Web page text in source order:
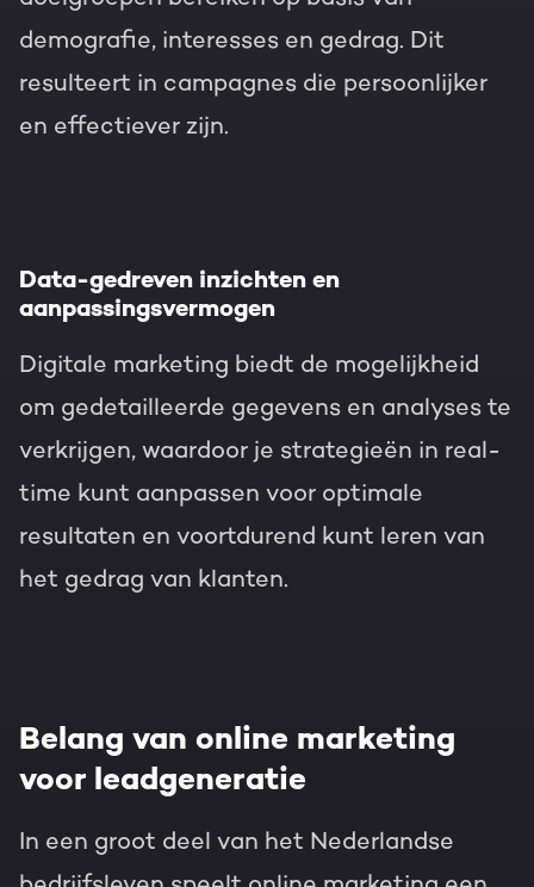
demografie, interesses en gedrag. Dit
resulteert in campagnes die persoonlijker
en effectiever zijn.
Data-gedreven inzichten en
aanpassingsvermogen
Digitale marketing biedt de mogelijkheid
om gedetailleerde gegevens en analyses te
verkrijgen, waardoor je strategieën in real-
time kunt aanpassen voor optimale
resultaten en voortdurend kunt leren van
het gedrag van klanten.
Belang van online marketing
voor leadgeneratie
In een groot deel van het Nederlandse